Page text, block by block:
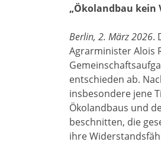
„Ökolandbau kein
Berlin, 2. März 2026.
Agrarminister Alois
entschieden ab.
insbesondere jene
Ökolandbaus und
beschnitten, die
ihre